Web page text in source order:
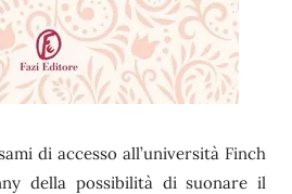
di accesso all’università Finch
della possibilità di suonare il